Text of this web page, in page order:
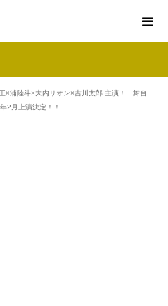
×浦陸斗×大内リオン×吉川太郎 主演！ 舞台
2月上演決定！！